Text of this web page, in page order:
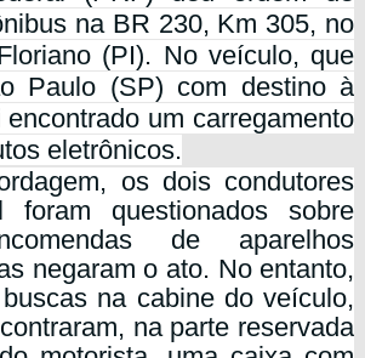
na BR 230, Km 305, no
(PI). No veículo, que
Paulo (SP) com destino à
um carregamento
eletrônicos.
os dois condutores
foram questionados sobre
de aparelhos
negaram o ato. No entanto,
na cabine do veículo,
na parte reservada